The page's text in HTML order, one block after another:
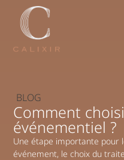
BLOG
Comment
événementiel ?
Une étape importante pour
événement, le choix du